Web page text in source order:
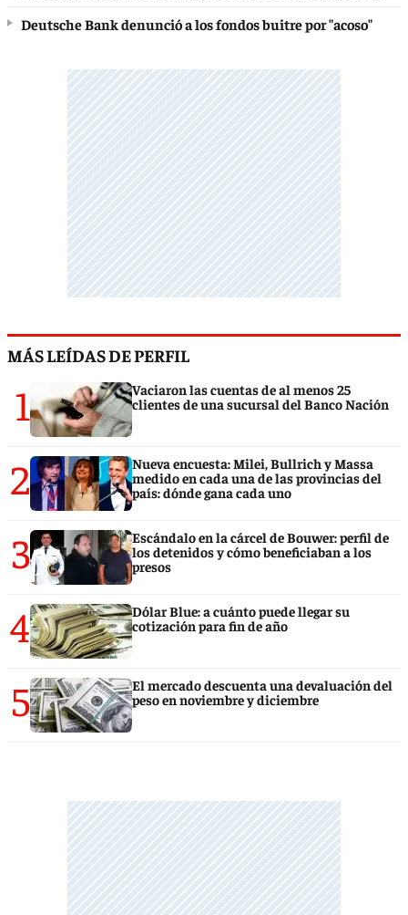
Deutsche Bank denunció a los fondos buitre por "acoso"
MÁS LEÍDAS DE PERFIL
1
Vaciaron las cuentas de al menos 25
clientes de una sucursal del Banco Nación
2
Nueva encuesta: Milei, Bullrich y Massa
medido en cada una de las provincias del
país: dónde gana cada uno
3
Escándalo en la cárcel de Bouwer: perfil de
los detenidos y cómo beneficiaban a los
presos
4
Dólar Blue: a cuánto puede llegar su
cotización para fin de año
5
El mercado descuenta una devaluación del
peso en noviembre y diciembre